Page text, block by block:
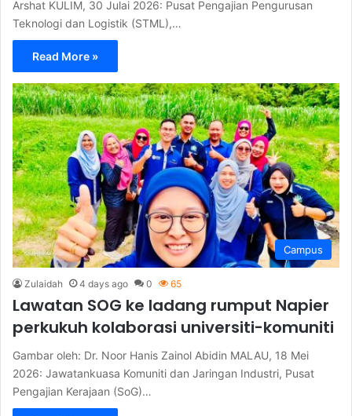
Arshat KULIM, 30 Julai 2026: Pusat Pengajian Pengurusan
Teknologi dan Logistik (STML),…
Read More »
Campus
Zulaidah 4 days ago 0 65
Lawatan SOG ke ladang rumput Napier
perkukuh kolaborasi universiti-komuniti
Gambar oleh: Dr. Noor Hanis Zainol Abidin MALAU, 18 Mei
2026: Jawatankuasa Komuniti dan Jaringan Industri, Pusat
Pengajian Kerajaan (SoG)…